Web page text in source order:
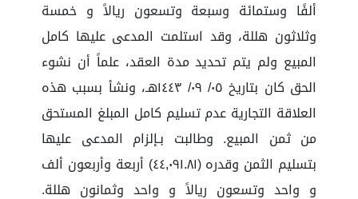
ألفًا وستمائة وسبعة وتسعون ريالاً و خمسة
وثلاثون هللة، وقد استلمت المدعى عليها كامل
المبيع ولم يتم تحديد مدة العقد، علماً أن نشوء
الحق كان بتاريخ ٠٥/ ٠٩/ ١٤٤٣هـ، ونشأ بسبب هذه
العلاقة التجارية عدم تسليم كامل المبلغ المستحق
من ثمن المبيع. وطالبت بـإلزام المدعى عليها
بتسليم الثمن وقدره (٤٤,٠٩١.٨١) أربعة وأربعون ألف
و واحد وتسعون ريالاً و واحد وثمانون هللة.